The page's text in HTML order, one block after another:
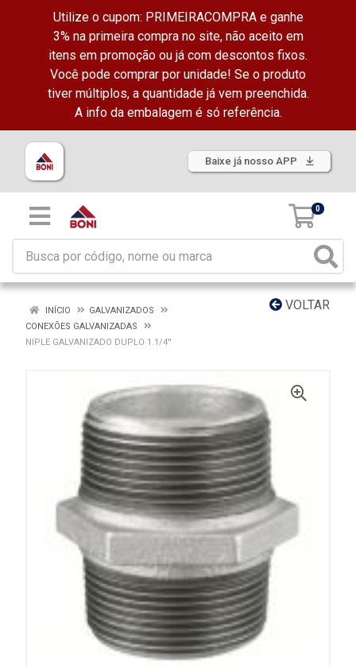
Utilize o cupom: PRIMEIRACOMPRA e ganhe
3% na primeira compra no site, não aceito em
itens em promoção ou já com descontos fixos.
Você pode comprar por unidade! Se o produto
tiver múltiplos, a quantidade já vem preenchida.
A info da embalagem é só referência.
Baixe já nosso APP
0
VOLTAR
INÍCIO
GALVANIZADOS
CONEXÕES GALVANIZADAS
NIPLE GALVANIZADO DUPLO 1.1/4''